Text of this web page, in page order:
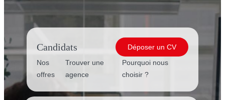
Candidats
Déposer un CV
Nos
offres
Trouver une
agence
Pourquoi nous
choisir ?